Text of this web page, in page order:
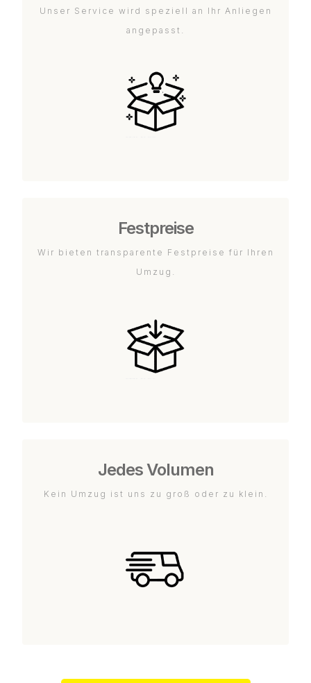
Unser Service wird speziell an Ihr Anliegen
angepasst.
Festpreise
Wir bieten transparente Festpreise für Ihren
Umzug.
Jedes Volumen
Kein Umzug ist uns zu groß oder zu klein.